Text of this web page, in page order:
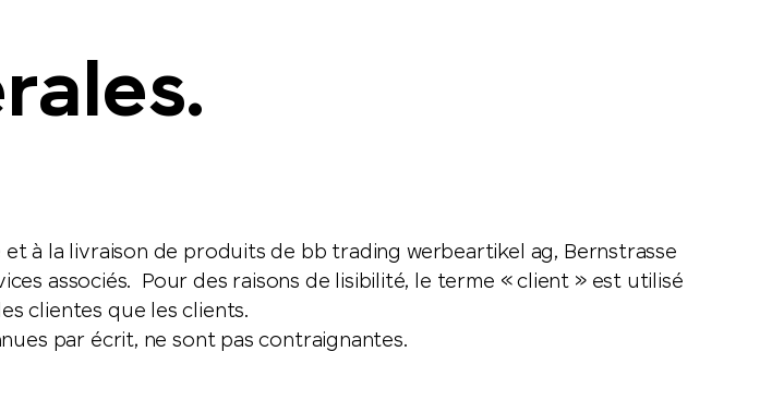
à la livraison de produits de bb trading werbeartikel ag, Bernstrasse
associés. Pour des raisons de lisibilité, le terme « client » est utilisé
clientes que les clients.
par écrit, ne sont pas contraignantes.